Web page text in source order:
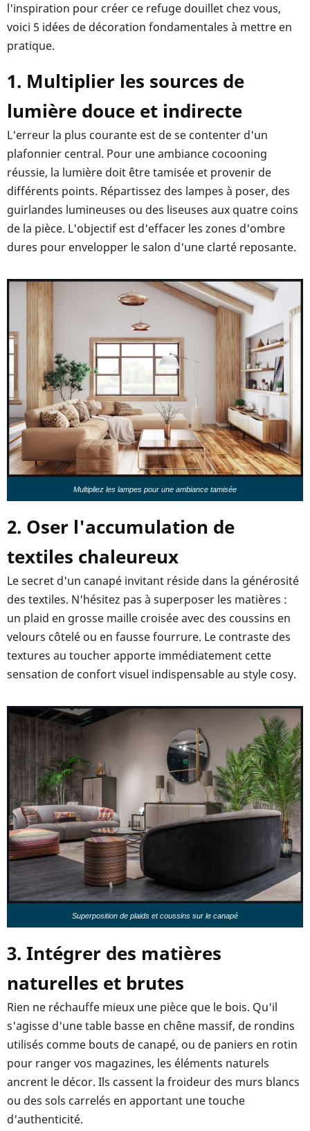
l'inspiration pour créer ce refuge douillet chez vous,
voici 5 idées de décoration fondamentales à mettre en
pratique.
1. Multiplier les sources de
lumière douce et indirecte
L'erreur la plus courante est de se contenter d'un
plafonnier central. Pour une ambiance cocooning
réussie, la lumière doit être tamisée et provenir de
différents points. Répartissez des lampes à poser, des
guirlandes lumineuses ou des liseuses aux quatre coins
de la pièce. L'objectif est d'effacer les zones d'ombre
dures pour envelopper le salon d'une clarté reposante.
Multipliez les lampes pour une ambiance tamisée
2. Oser l'accumulation de
textiles chaleureux
Le secret d'un canapé invitant réside dans la générosité
des textiles. N'hésitez pas à superposer les matières :
un plaid en grosse maille croisée avec des coussins en
velours côtelé ou en fausse fourrure. Le contraste des
textures au toucher apporte immédiatement cette
sensation de confort visuel indispensable au style cosy.
Superposition de plaids et coussins sur le canapé
3. Intégrer des matières
naturelles et brutes
Rien ne réchauffe mieux une pièce que le bois. Qu'il
s'agisse d'une table basse en chêne massif, de rondins
utilisés comme bouts de canapé, ou de paniers en rotin
pour ranger vos magazines, les éléments naturels
ancrent le décor. Ils cassent la froideur des murs blancs
ou des sols carrelés en apportant une touche
d'authenticité.